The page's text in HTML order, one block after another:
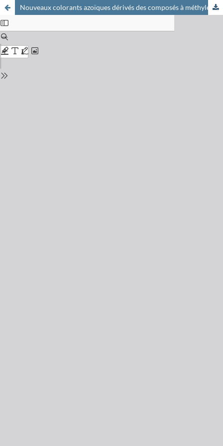
Nouveaux colorants azoïques dérivés des composés à méthyle réactif